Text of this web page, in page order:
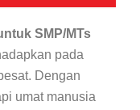
SMP/MTs
pada
Dengan
umat manusia